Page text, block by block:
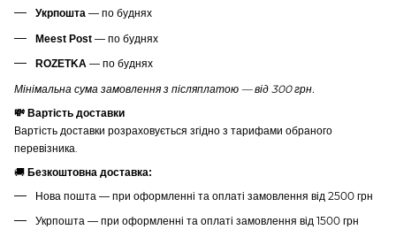
Укрпошта — по буднях
Meest Post — по буднях
ROZETKA — по буднях
Мінімальна сума замовлення з післяплатою — від 300 грн.
💸 Вартість доставки
Вартість доставки розраховується згідно з тарифами обраного
перевізника.
🚚 Безкоштовна доставка:
Нова пошта — при оформленні та оплаті замовлення від 2500 грн
Укрпошта — при оформленні та оплаті замовлення від 1500 грн